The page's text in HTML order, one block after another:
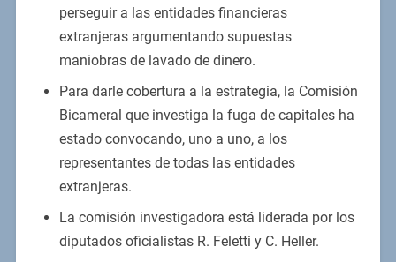
perseguir a las entidades financieras
extranjeras argumentando supuestas
maniobras de lavado de dinero.
Para darle cobertura a la estrategia, la Comisión
Bicameral que investiga la fuga de capitales ha
estado convocando, uno a uno, a los
representantes de todas las entidades
extranjeras.
La comisión investigadora está liderada por los
diputados oficialistas R. Feletti y C. Heller.